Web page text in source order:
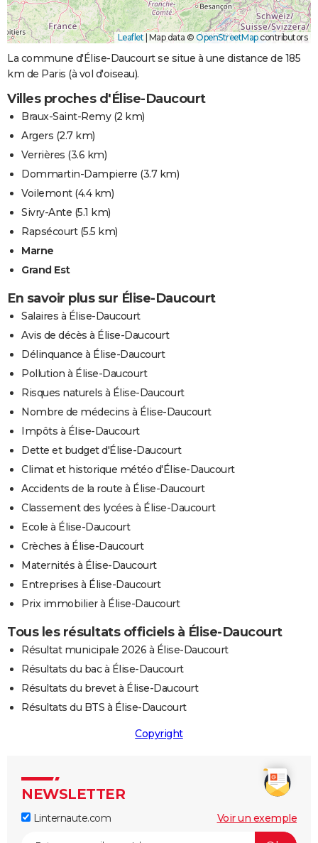
Leaflet Map data © OpenStreetMapcontributors
La commune d'Élise-Daucourt se situe à une distance de 185
km de Paris (à vol d'oiseau).
Villes proches d'Élise-Daucourt
Braux-Saint-Remy(2 km)
Argers (2.7 km)
Verrières (3.6 km)
Dommartin-Dampierre (3.7 km)
Voilemont(4.4 km)
Sivry-Ante (5.1 km)
Rapsécourt(5.5 km)
Marne
Grand Est
En savoir plus sur Élise-Daucourt
Salaires à Élise-Daucourt
Avis de décès à Élise-Daucourt
Délinquance à Élise-Daucourt
Pollution à Élise-Daucourt
Risques naturels à Élise-Daucourt
Nombre de médecins à Élise-Daucourt
Impôts à Élise-Daucourt
Dette et budget d'Élise-Daucourt
Climat et historique météo d'Élise-Daucourt
Accidents de la route à Élise-Daucourt
Classement des lycées à Élise-Daucourt
Ecole à Élise-Daucourt
Crèches à Élise-Daucourt
Maternités à Élise-Daucourt
Entreprises à Élise-Daucourt
Prix immobilier à Élise-Daucourt
Tous les résultats officiels à Élise-Daucourt
Résultat municipale 2026 à Élise-Daucourt
Résultats du bac à Élise-Daucourt
Résultats du brevet à Élise-Daucourt
Résultats du BTS à Élise-Daucourt
Copyright
NEWSLETTER
Linternaute.com Voir un exemple